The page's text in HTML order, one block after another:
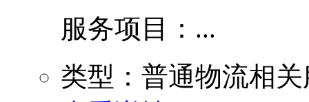
服务项目：...
类型：普通物流相